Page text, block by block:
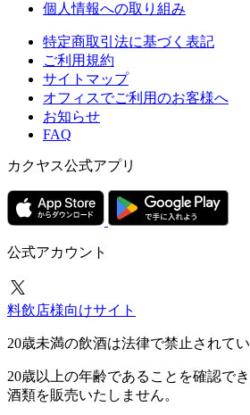
個人情報への取り組み
特定商取引法に基づく表記
ご利用規約
サイトマップ
オフィスでご利用のお客様へ
お知らせ
FAQ
カクヤス公式アプリ
公式アカウント
料飲店様向けサイト
20歳未満の飲酒は法律で禁止されて
20歳以上の年齢であることを確認で
酒類を販売いたしません。